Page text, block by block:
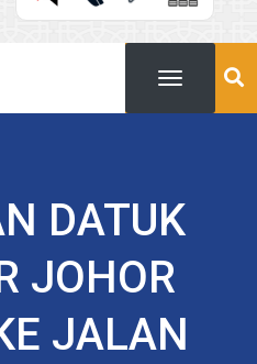
DATUK
JOHOR
JALAN